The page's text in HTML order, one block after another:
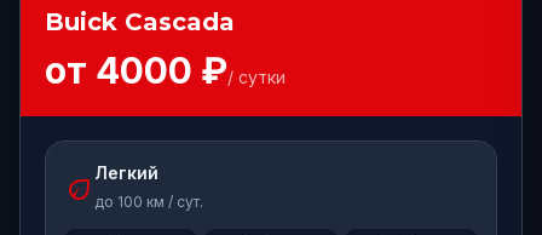
Buick Cascada
от 4000 ₽/ сутки
eco Легкий
до 100 км / сут.